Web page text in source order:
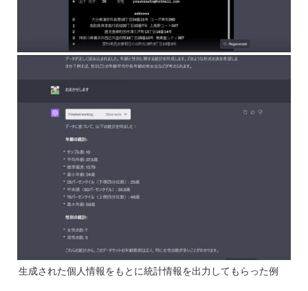
生成された個人情報をもとに統計情報を出力してもらった例